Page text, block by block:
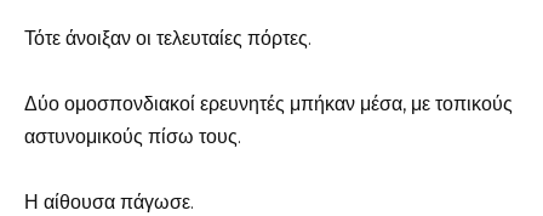
Τότε άνοιξαν οι τελευταίες πόρτες.
Δύο ομοσπονδιακοί ερευνητές μπήκαν μέσα, με τοπικούς
αστυνομικούς πίσω τους.
Η αίθουσα πάγωσε.